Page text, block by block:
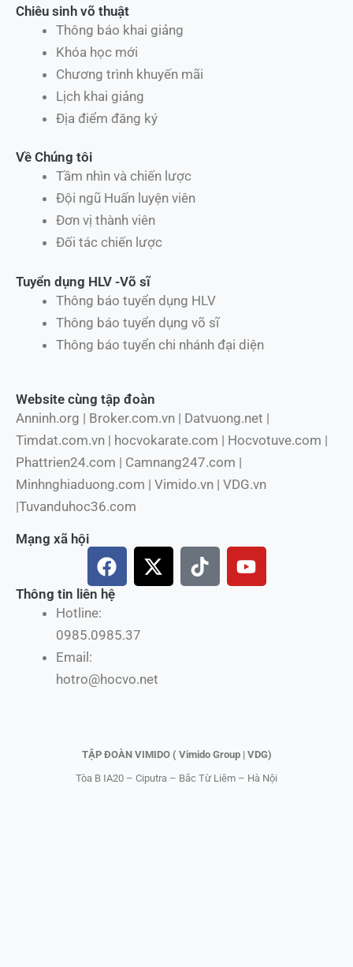
Chiêu sinh võ thuật
Thông báo khai giảng
Khóa học mới
Chương trình khuyến mãi
Lịch khai giảng
Địa điểm đăng ký
Về Chúng tôi
Tầm nhìn và chiến lược
Đội ngũ Huấn luyện viên
Đơn vị thành viên
Đối tác chiến lược
Tuyển dụng HLV -Võ sĩ
Thông báo tuyển dụng HLV
Thông báo tuyển dụng võ sĩ
Thông báo tuyển chi nhánh đại diện
Website cùng tập đoàn
Anninh.org | Broker.com.vn | Datvuong.net |
Timdat.com.vn | hocvokarate.com | Hocvotuve.com |
Phattrien24.com | Camnang247.com |
Minhnghiaduong.com | Vimido.vn | VDG.vn
|Tuvanduhoc36.com
Hotline:
0985.0985.37
Email:
hotro@hocvo.net
Mạng xã hội
F
a
c
b
o
X
-
t
T
i
Y
o
Thông tin liên hệ
TẬP ĐOÀN VIMIDO ( Vimido Group | VDG)
Tòa B IA20 – Ciputra – Bắc Từ Liêm – Hà Nội